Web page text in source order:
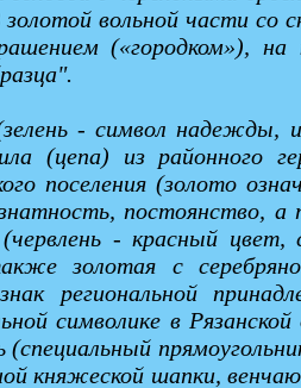
вольной части со
(«городком»),
- символ надежды,
(цепа) из районного
поселения (золото
постоянство,
- красный
золотая с
региональной
символике в
княжеской шапки,